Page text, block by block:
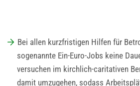
Bei allen kurzfristigen Hilfen für
sogenannte Ein-Euro-Jobs keine
versuchen im kirchlich-caritativen
damit umzugehen, sodass